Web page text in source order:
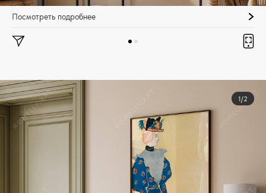
Посмотреть подробнее
1/2